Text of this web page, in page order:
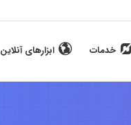
خدمات ابزارهای آنلاین